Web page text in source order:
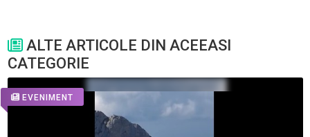
ALTE ARTICOLE DIN ACEEASI
CATEGORIE
EVENIMENT